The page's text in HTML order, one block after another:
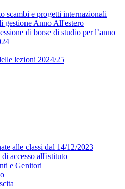
scambi e progetti internazionali
gestione Anno All'estero
di borse di studio per l’anno
lezioni 2024/25
alle classi dal 14/12/2023
accesso all'istituto
e Genitori